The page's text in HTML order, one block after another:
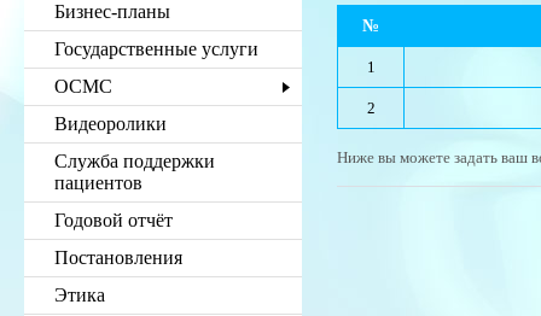
Бизнес-планы
Государственные услуги
ОСМС
Видеоролики
Служба поддержки
пациентов
Годовой отчёт
Постановления
Этика
№
1
2
Ниже вы можете задать ваш